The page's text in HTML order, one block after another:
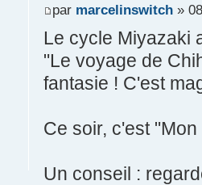
par marcelinswitch»
Le cycle Miyazaki
"Le voyage de
fantasie ! C'est
Ce soir, c'est
Un conseil :